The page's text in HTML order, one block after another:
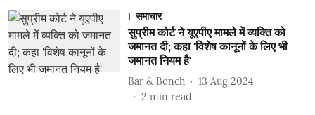
समाचार
सुप्रीम कोर्ट ने यूएपीए मामले में व्यक्ति को
जमानत दी; कहा 'विशेष कानूनों के लिए भी
जमानत नियम है'
Bar & Bench
13 Aug 2024
2 min read